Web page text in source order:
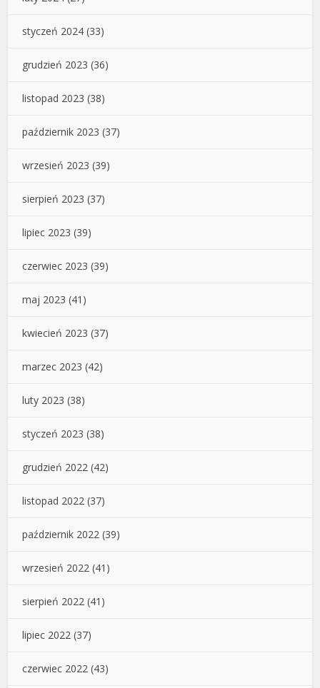
styczeń 2024 (33)
grudzień 2023 (36)
listopad 2023 (38)
październik 2023 (37)
wrzesień 2023 (39)
sierpień 2023 (37)
lipiec 2023 (39)
czerwiec 2023 (39)
maj 2023 (41)
kwiecień 2023 (37)
marzec 2023 (42)
luty 2023 (38)
styczeń 2023 (38)
grudzień 2022 (42)
listopad 2022 (37)
październik 2022 (39)
wrzesień 2022 (41)
sierpień 2022 (41)
lipiec 2022 (37)
czerwiec 2022 (43)